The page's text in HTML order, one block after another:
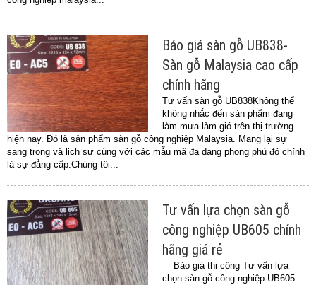
Báo giá sàn gỗ UB838-
Sàn gỗ Malaysia cao cấp
chính hãng
Tư vấn sàn gỗ UB838Không thể
không nhắc đến sản phẩm đang
làm mưa làm gió trên thị trường
hiện nay. Đó là sản phẩm sàn gỗ công nghiệp Malaysia. Mang lại sự
sang trọng và lịch sự cùng với các mẫu mã đa dạng phong phú đó chính
là sự đẳng cấp.Chúng tôi...
Tư vấn lựa chọn sàn gỗ
công nghiệp UB605 chính
hãng giá rẻ
Báo giá thi công Tư vấn lựa
chọn sàn gỗ công nghiệp UB605